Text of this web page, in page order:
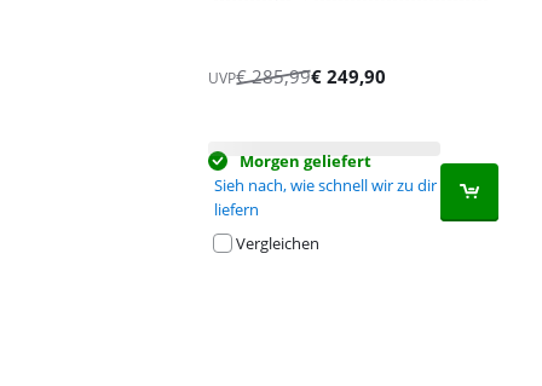
UVP€285,99€ 249,90
Morgen geliefert
Sieh nach, wie schnell wir zu dir
liefern
Vergleichen